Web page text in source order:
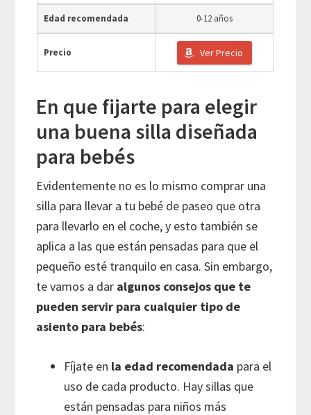
Edad recomendada 0-12 años
Precio Ver Precio
En que fijarte para elegir
una buena silla diseñada
para bebés
Evidentemente no es lo mismo comprar una
silla para llevar a tu bebé de paseo que otra
para llevarlo en el coche, y esto también se
aplica a las que están pensadas para que el
pequeño esté tranquilo en casa. Sin embargo,
te vamos a dar algunos consejos que te
pueden servir para cualquier tipo de
asiento para bebés:
Fíjate en la edad recomendada para el
uso de cada producto. Hay sillas que
están pensadas para niños más